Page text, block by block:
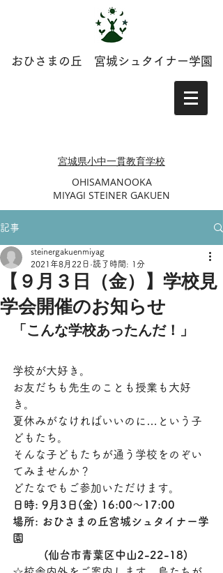
おひさまの丘 宮城シュタイナー学園
​​宮城県小中一貫教育学校
​OHISAMANOOKA
MIYAGI STEINER GAKUEN
記事
【９月３日（金）】学校見
学会開催のお知らせ
steinergakuenmiyag
2021年8月22日 読了時間: 1分
「こんな学校あったんだ！」
学校が大好き。
お友だちも先生のことも授業も大好
き。
夏休みがなければいいのに…という子
どもたち。
そんな子どもたちが通う学校をのぞい
てみませんか？
どたなでもご参加いただけます。
日時: 9月3日(金) 16:00〜17:00
場所: おひさまの丘宮城シュタイナー学
園
         (仙台市青葉区中山2-22-18)